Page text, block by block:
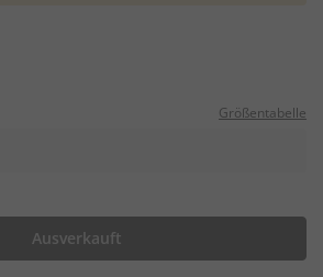
Größentabelle
Ausverkauft